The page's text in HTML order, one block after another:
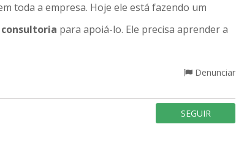
toda a empresa. Hoje ele está fazendo um
consultoria para apoiá-lo. Ele precisa aprender a
Denunciar
SEGUIR